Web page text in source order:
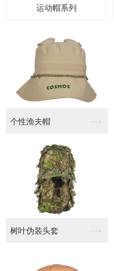
运动帽系列
户外遮阳渔夫帽
树叶迷彩帽